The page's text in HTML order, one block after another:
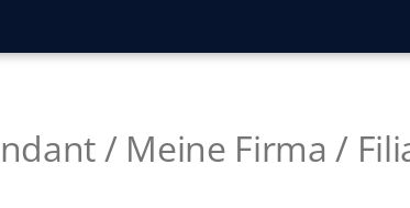
/ Meine Firma /